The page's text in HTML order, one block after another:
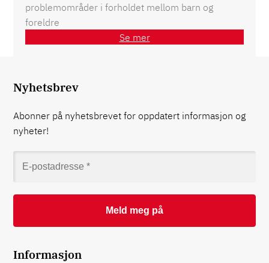
problemområder i forholdet mellom barn og
foreldre
Se mer
Nyhetsbrev
Abonner på nyhetsbrevet for oppdatert informasjon og
nyheter!
Informasjon